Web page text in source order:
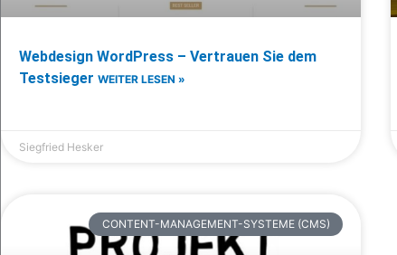
Webdesign WordPress – Vertrauen Sie dem
Testsieger WEITER LESEN »
Siegfried Hesker
CONTENT-MANAGEMENT-SYSTEME (CMS)